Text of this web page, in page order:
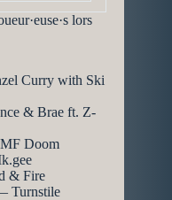
lors
Curry with Ski
& Brae ft. Z-
Doom
& Fire
Turnstile